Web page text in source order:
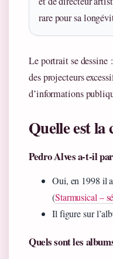
rare pour sa
Le portrait se dessine
des projecteurs
d’informations
Quelle est la
Pedro Alves a-t-il
Oui, en 1998 il
(Starmusical –
Il figure sur
Quels sont les